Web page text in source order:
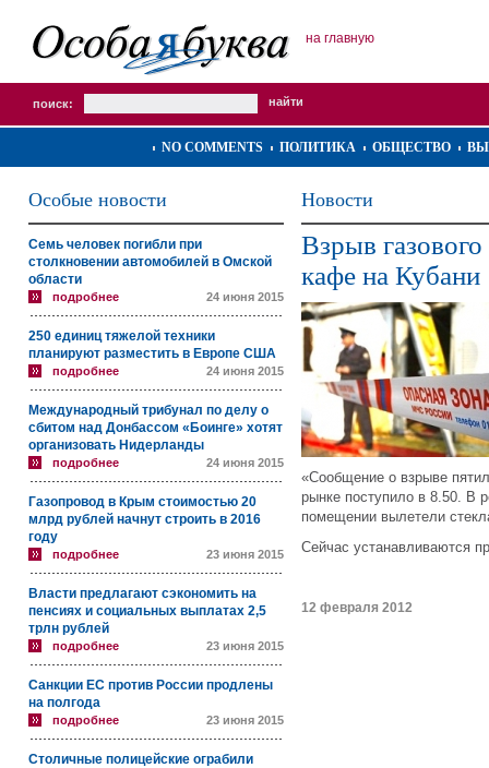
на главную
поиск:
NO COMMENTS ПОЛИТИКА ОБЩЕСТВО
Особые новости
Семь человек погибли при
столкновении автомобилей в Омской
области
подробнее 24 июня 2015
250 единиц тяжелой техники
планируют разместить в Европе США
подробнее 24 июня 2015
Международный трибунал по делу о
сбитом над Донбассом «Боинге» хотят
организовать Нидерланды
подробнее 24 июня 2015
Газопровод в Крым стоимостью 20
млрд рублей начнут строить в 2016
году
подробнее 23 июня 2015
Власти предлагают сэкономить на
пенсиях и социальных выплатах 2,5
трлн рублей
подробнее 23 июня 2015
Санкции ЕС против России продлены
на полгода
подробнее 23 июня 2015
Столичные полицейские ограбили
Новости
Взрыв
кафе на Кубани
«Сообщение о взрыве
рынке поступило в 8.50. В
помещении вылетели
Сейчас устанавливаются
12 февраля 2012